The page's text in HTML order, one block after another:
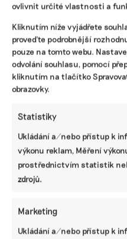
ovlivnit určité vlastnosti a
Kliknutím níže vyjádřete
proveďte podrobnější
pouze na tomto webu.
odvolání souhlasu, pomocí
kliknutím na tlačítko
obrazovky.
Statistiky
Ukládání a/nebo přístup k
výkonu reklam, Měření
prostřednictvím statistik
zdrojů.
Marketing
Ukládání a/nebo přístup k
SDÍLET